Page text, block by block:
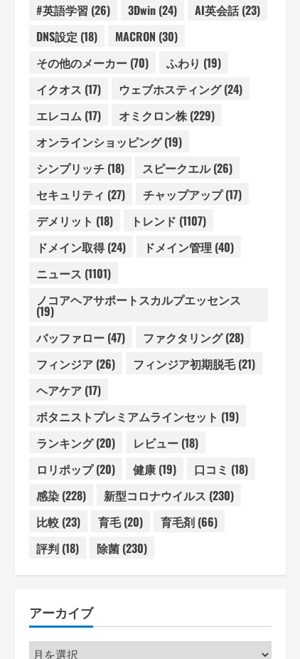
#英語学習 (26) 3Dwin(24) AI英会話(23)
DNS設定 (18) MACRON (30)
その他のメーカー(70) ふわり (19)
イクオス (17) ウェブホスティング(24)
エレコム(17) オミクロン株(229)
オンラインショッピング(19)
シンプリッチ(18) スピークエル(26)
セキュリティ (27) チャップアップ(17)
デメリット (18) トレンド (1107)
ドメイン取得(24) ドメイン管理 (40)
ニュース (1101)
ノコアヘアサポートスカルプエッセンス
(19)
バッファロー(47) ファクタリング(28)
フィンジア(26) フィンジア初期脱毛(21)
ヘアケア(17)
ボタニストプレミアムラインセット (19)
ランキング(20) レビュー(18)
ロリポップ(20) 健康(19) 口コミ (18)
感染(228) 新型コロナウイルス (230)
比較(23) 育毛(20) 育毛剤(66)
評判(18) 除菌(230)
アーカイブ
ア